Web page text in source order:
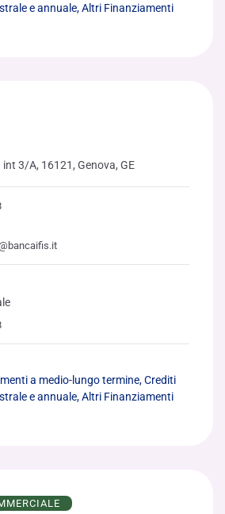
e annuale, Altri Finanziamenti
int 3/A, 16121, Genova, GE
a medio-lungo termine, Crediti
e annuale, Altri Finanziamenti